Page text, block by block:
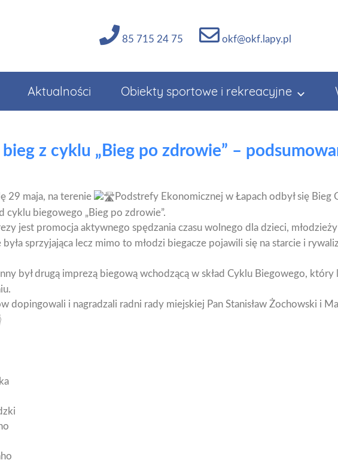
85 715 24 75 okf@okf.lapy.pl
Aktualności Obiekty sportowe i rekreacyjne
bieg z cyklu „Bieg po zdrowie” –
29 maja, na terenie
Podstrefy Ekonomicznej w Łapach odbył się Bieg
cyklu biegowego „Bieg po zdrowie”.
jest promocja aktywnego spędzania czasu wolnego dla dzieci,
była sprzyjająca lecz mimo to młodzi biegacze pojawili się na starcie i
był drugą imprezą biegową wchodzącą w skład Cyklu Biegowego,
dopingowali i nagradzali radni rady miejskiej Pan Stanisław Żochowski i